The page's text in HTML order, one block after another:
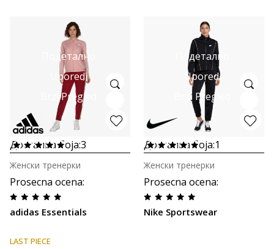
Подетално
Uporedi
Brzi Pregled
Достапна боја:3
Prosecna ocena:
adidas Essentials
Женски тренерки
LAST PIECE
Подетално
Uporedi
Brzi Pregled
Достапна боја:1
Prosecna ocena:
Nike Sportswear
Женски тренерки